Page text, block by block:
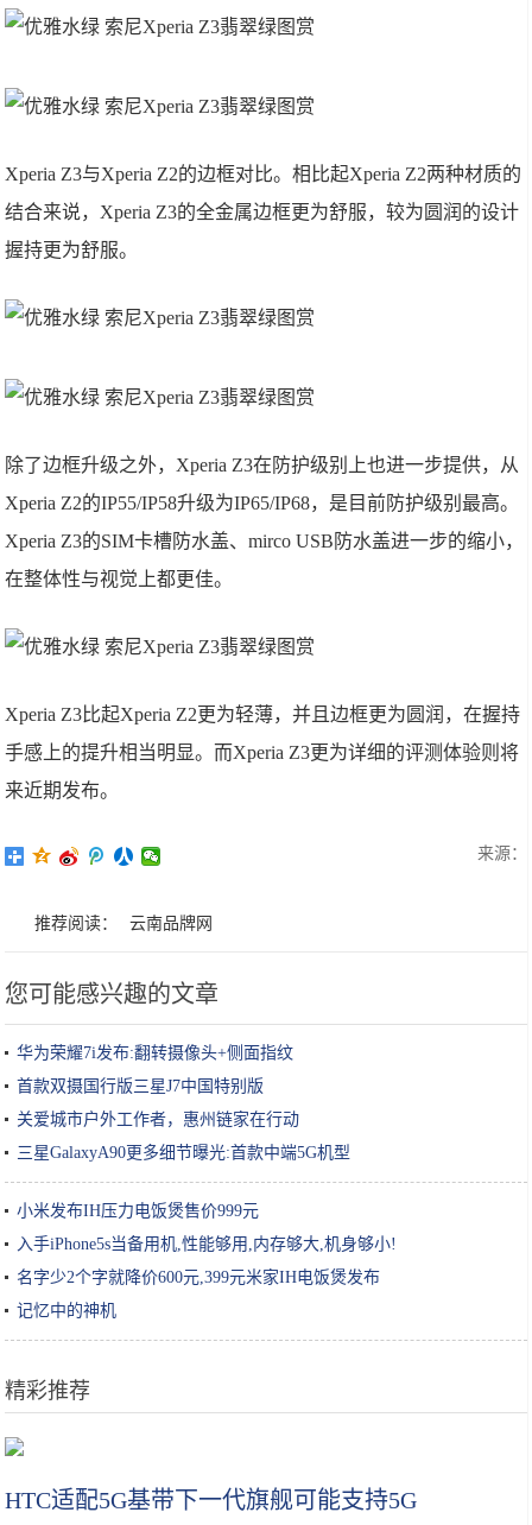
Xperia Z3与Xperia Z2的边框对比。相比起Xperia Z2两种材质的
结合来说，Xperia Z3的全金属边框更为舒服，较为圆润的设计
握持更为舒服。
除了边框升级之外，Xperia Z3在防护级别上也进一步提供，从
Xperia Z2的IP55/IP58升级为IP65/IP68，是目前防护级别最高。
Xperia Z3的SIM卡槽防水盖、mirco USB防水盖进一步的缩小，
在整体性与视觉上都更佳。
Xperia Z3比起Xperia Z2更为轻薄，并且边框更为圆润，在握持
手感上的提升相当明显。而Xperia Z3更为详细的评测体验则将
来近期发布。
来源：
推荐阅读： 云南品牌网
您可能感兴趣的文章
华为荣耀7i发布:翻转摄像头+侧面指纹
首款双摄国行版三星J7中国特别版
关爱城市户外工作者，惠州链家在行动
三星GalaxyA90更多细节曝光:首款中端5G机型
小米发布IH压力电饭煲售价999元
入手iPhone5s当备用机,性能够用,内存够大,机身够小!
名字少2个字就降价600元,399元米家IH电饭煲发布
记忆中的神机
精彩推荐
HTC适配5G基带下一代旗舰可能支持5G